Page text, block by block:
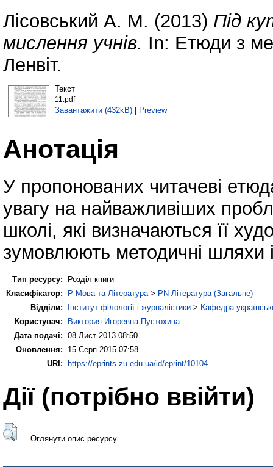
Лісовський А. М. (2013) Під
мислення учнів. In: Етюди з
Ленвіт.
Текст
11.pdf
Завантажити (432kB)| Preview
Анотація
У пропонованих читачеві
увагу на найважливіших
школі, які визначаються її
зумовлюють методичні
Тип ресурсу:
Розділ книги
Класифікатор:
P Мова та Література > PN Література (Загальне)
Відділи:
Інститут філології і журналістики > Кафедра
Користувач:
Виктория Игоревна Пустохина
Дата подачі: 08 Лист 2013 08:50
Оновлення:
15 Серп 2015 07:58
URI: https://eprints.zu.edu.ua/id/eprint/10104
Дії ​​(потрібно ввійти)
Оглянути опис ресурсу